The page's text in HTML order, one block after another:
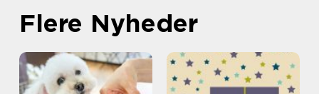
Flere Nyheder